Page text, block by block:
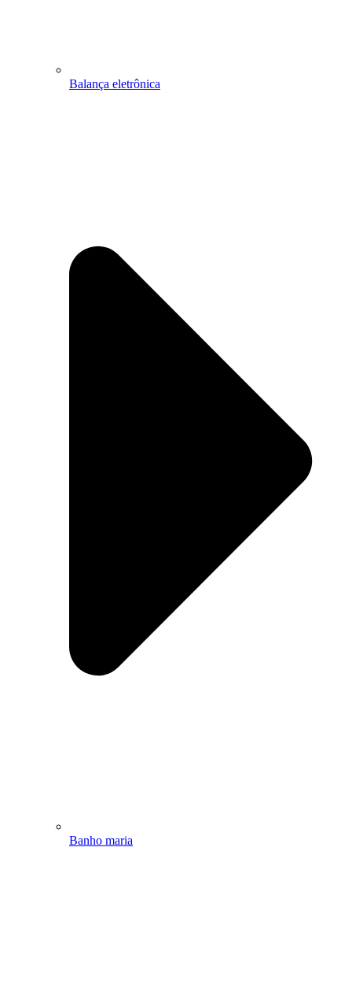
Balança eletrônica
Banho maria